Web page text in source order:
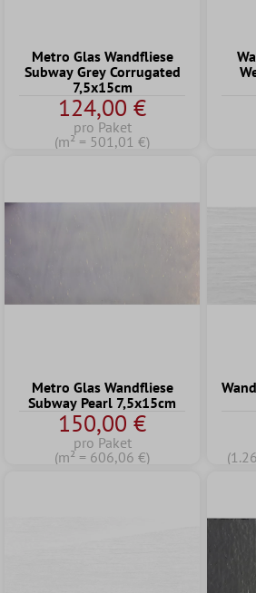
Metro Glas Wandfliese
Subway Grey Corrugated
7,5x15cm
124,00 €
pro Paket
(m² = 501,01 €)
Metro Glas Wandfliese
Subway Pearl 7,5x15cm
150,00 €
pro Paket
(m² = 606,06 €)